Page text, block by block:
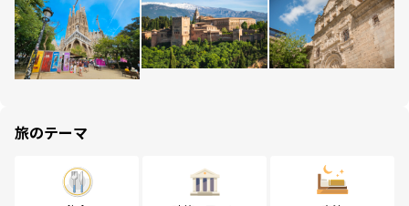
旅のテーマ